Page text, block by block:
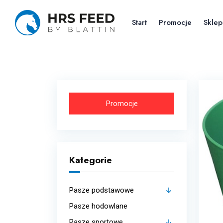
content
Start Promocje Sklep
Promocje
Kategorie
Pasze podstawowe
Budowa mięśni
Pasze hodowlane